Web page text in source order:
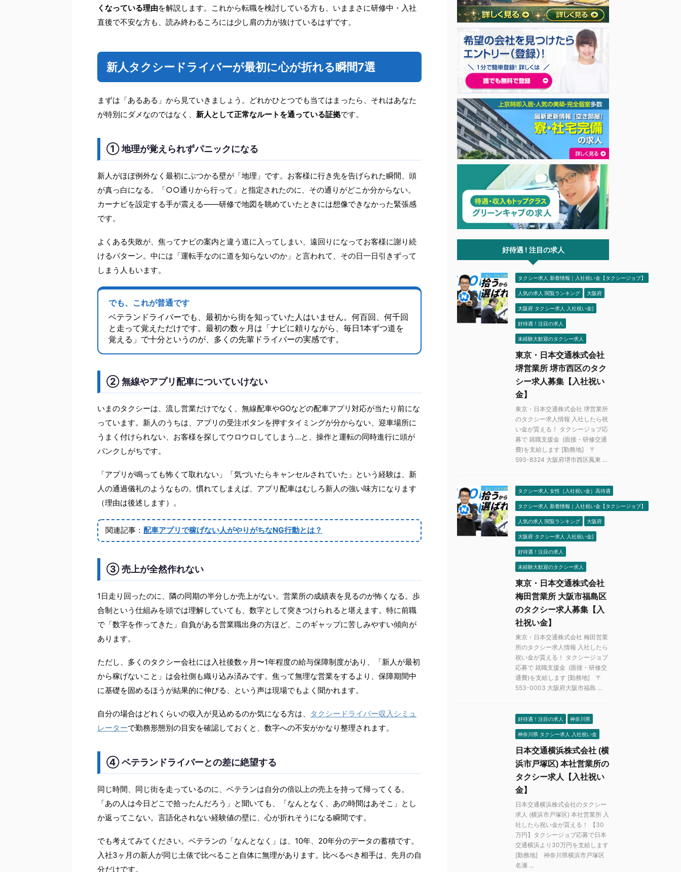
くなっている理由を解説します。これから転職を検討している方も、いままさに研修中・入社
直後で不安な方も、読み終わるころには少し肩の力が抜けているはずです。
新人タクシードライバーが最初に心が折れる瞬間7選
まずは「あるある」から見ていきましょう。どれかひとつでも当てはまったら、それはあなた
が特別にダメなのではなく、 新人として正常なルートを通っている証拠です。
① 地理が覚えられずパニックになる
新人がほぼ例外なく最初にぶつかる壁が「地理」です。お客様に行き先を告げられた瞬間、頭
が真っ白になる。「○○通りから行って」と指定されたのに、その通りがどこか分からない。
カーナビを設定する手が震える——研修で地図を眺めていたときには想像できなかった緊張感
です。
よくある失敗が、焦ってナビの案内と違う道に入ってしまい、遠回りになってお客様に謝り続
けるパターン。中には「運転手なのに道を知らないのか」と言われて、その日一日引きずって
しまう人もいます。
でも、これが普通です
ベテランドライバーでも、最初から街を知っていた人はいません。何百回、何千回
と走って覚えただけです。最初の数ヶ月は「ナビに頼りながら、毎日1本ずつ道を
覚える」で十分というのが、多くの先輩ドライバーの実感です。
② 無線やアプリ配車についていけない
いまのタクシーは、流し営業だけでなく、無線配車やGOなどの配車アプリ対応が当たり前にな
っています。新人のうちは、アプリの受注ボタンを押すタイミングが分からない、迎車場所に
うまく付けられない、お客様を探してウロウロしてしまう…と、操作と運転の同時進行に頭が
パンクしがちです。
「アプリが鳴っても怖くて取れない」「気づいたらキャンセルされていた」という経験は、新
人の通過儀礼のようなもの。慣れてしまえば、アプリ配車はむしろ新人の強い味方になります
（理由は後述します）。
関連記事： 配車アプリで稼げない人がやりがちなNG行動とは？
③ 売上が全然作れない
1日走り回ったのに、隣の同期の半分しか売上がない。営業所の成績表を見るのが怖くなる。歩
合制という仕組みを頭では理解していても、数字として突きつけられると堪えます。特に前職
で「数字を作ってきた」自負がある営業職出身の方ほど、このギャップに苦しみやすい傾向が
あります。
ただし、多くのタクシー会社には入社後数ヶ月〜1年程度の給与保障制度があり、「新人が最初
から稼げないこと」は会社側も織り込み済みです。焦って無理な営業をするより、保障期間中
に基礎を固めるほうが結果的に伸びる、という声は現場でもよく聞かれます。
自分の場合はどれくらいの収入が見込めるのか気になる方は、
タクシードライバー収入シミュ
レーターで勤務形態別の目安を確認しておくと、数字への不安がかなり整理されます。
④ ベテランドライバーとの差に絶望する
同じ時間、同じ街を走っているのに、ベテランは自分の倍以上の売上を持って帰ってくる。
「あの人は今日どこで拾ったんだろう」と聞いても、「なんとなく、あの時間はあそこ」とし
か返ってこない。言語化されない経験値の壁に、心が折れそうになる瞬間です。
でも考えてみてください。ベテランの「なんとなく」は、10年、20年分のデータの蓄積です。
入社3ヶ月の新人が同じ土俵で比べること自体に無理があります。比べるべき相手は、先月の自
分だけです。
好待遇 ! 注目の求人
タクシー求人 新着情報｜入社祝い金【タクシージョブ】
人気の求人 閲覧ランキング 大阪府
大阪府 タクシー求人 入社祝い金]
好待遇！注目の求人
未経験大歓迎のタクシー求人
東京・日本交通株式会社
堺営業所 堺市西区のタク
シー求人募集【入社祝い
金】
東京・日本交通株式会社 堺営業所
のタクシー求人情報 入社したら祝
い金が貰える！ タクシージョブ応
募で 就職支援金 (面接・研修交通
費)を支給します [勤務地] 〒
593-8324 大阪府堺市西区鳳東 ...
タクシー求人 女性［入社祝い金］高待遇
タクシー求人 新着情報｜入社祝い金【タクシージョブ】
人気の求人 閲覧ランキング 大阪府
大阪府 タクシー求人 入社祝い金]
好待遇！注目の求人
未経験大歓迎のタクシー求人
東京・日本交通株式会社
梅田営業所 大阪市福島区
のタクシー求人募集【入
社祝い金】
東京・日本交通株式会社 梅田営業
所のタクシー求人情報 入社したら
祝い金が貰える！ タクシージョブ
応募で 就職支援金 (面接・研修交
通費)を支給します [勤務地] 〒
553-0003 大阪府大阪市福島 ...
好待遇！注目の求人 神奈川県
神奈川県 タクシー求人 入社祝い金
日本交通横浜株式会社 (横
浜市戸塚区) 本社営業所の
タクシー求人【入社祝い
金】
日本交通横浜株式会社のタクシー
求人 (横浜市戸塚区) 本社営業所 入
社したら祝い金が貰える！ 【30
万円】タクシージョブ応募で日本
交通横浜より30万円を支給します
[勤務地] 神奈川県横浜市戸塚区
名瀬 ...